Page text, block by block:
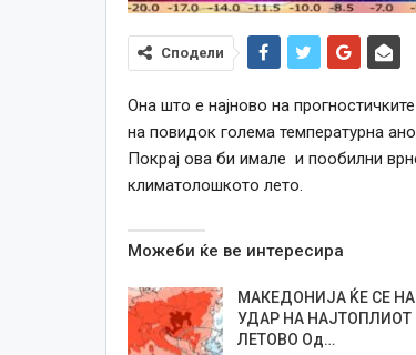
Сподели
Она што е најново на
на повидок голема температурна
Покрај ова би имале и пообилни
климатолошкото лето.
Можеби ќе ве интересира
МАКЕДОНИЈА ЌЕ СЕ
УДАР НА НАЈТОПЛИОТ
ЛЕТОВО Од…